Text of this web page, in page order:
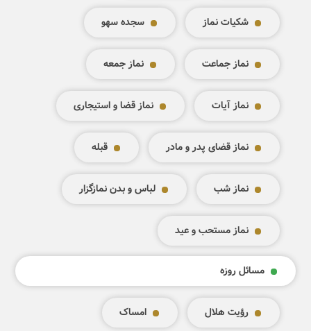
شکیات نماز سجده سهو
نماز جماعت نماز جمعه
نماز آیات نماز قضا و استیجاری
نماز قضای پدر و مادر قبله
نماز شب لباس و بدن نمازگزار
نماز مستحب و عید
مسائل روزه
رؤیت هلال امساک